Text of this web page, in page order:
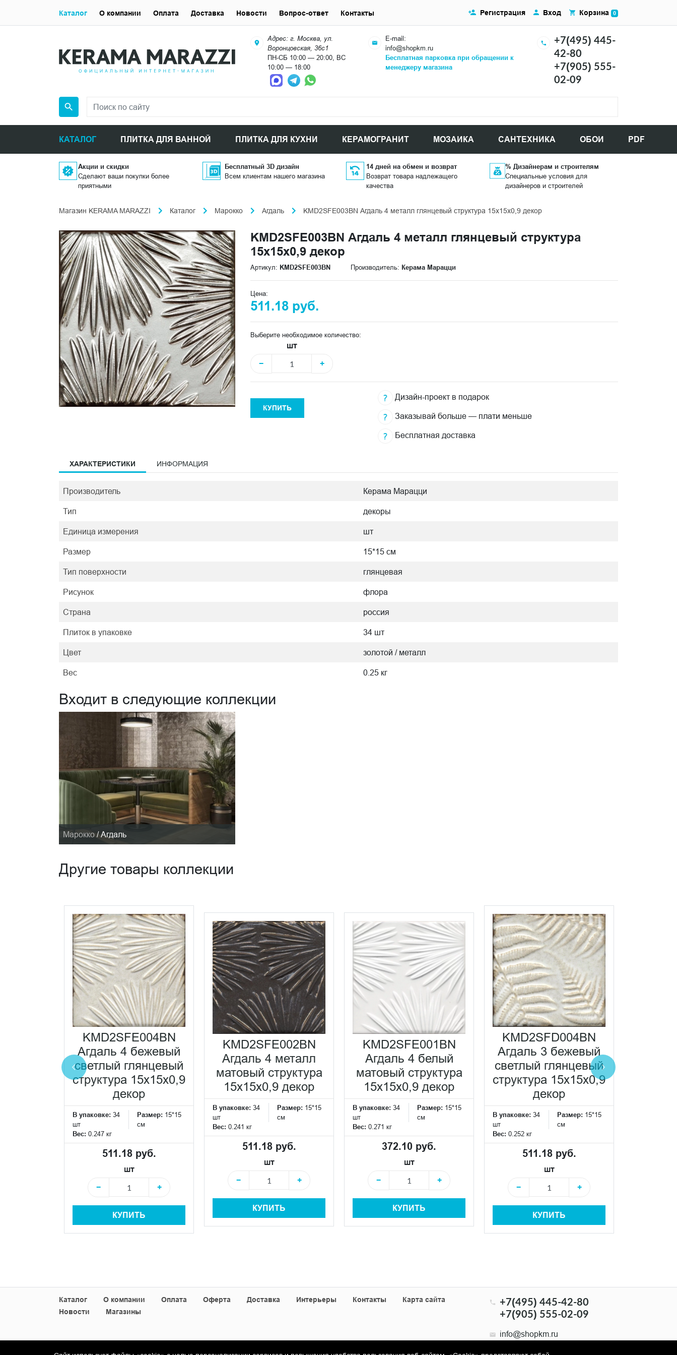
Адрес: г. Москва, ул.
Воронцовская, 36с1
ПН-СБ 10:00 — 20:00, ВС
10:00 — 18:00
E-mail:
info@shopkm.ru
Бесплатная парковка при обращении к
менеджеру магазина
+7(495) 445-
42-80
+7(905) 555-
02-09
КАТАЛОГ ПЛИТКА ДЛЯ ВАННОЙ ПЛИТКА ДЛЯ КУХНИ КЕРАМОГРАНИТ МОЗАИКА САНТЕХНИКА ОБОИ PDF
Регистрация Вход Корзина 0
Каталог О компании Оплата Доставка Новости Вопрос-ответ Контакты
Акции и скидки
Сделают ваши покупки более
приятными
Бесплатный 3D дизайн
Всем клиентам нашего магазина
14 дней на обмен и возврат
Возврат товара надлежащего
качества
% Дизайнерам и строителям
Специальные условия для
дизайнеров и строителей
Магазин KERAMA MARAZZI Каталог Марокко Агдаль KMD2SFE003BN Агдаль 4 металл глянцевый структура 15x15x0,9 декор
KMD2SFE003BN Агдаль 4 металл глянцевый структура
15x15x0,9 декор
Артикул: KMD2SFE003BN Производитель: Керама Марацци
Цена:
511.18 руб.
Выберите необходимое количество:
шт
−
+
КУПИТЬ
Дизайн-проект в подарок
Заказывай больше — плати меньше
Бесплатная доставка
ХАРАКТЕРИСТИКИ ИНФОРМАЦИЯ
Производитель Керама Марацци
Тип декоры
Единица измерения шт
Размер 15*15 см
Тип поверхности глянцевая
Рисунок флора
Страна россия
Плиток в упаковке 34 шт
Цвет золотой / металл
Вес 0.25 кг
Входит в следующие коллекции
Марокко / Агдаль
Другие товары коллекции
KMD2SFE004BN
Агдаль 4 бежевый
светлый глянцевый
структура 15x15x0,9
декор
В упаковке: 34
шт
Размер: 15*15
см
Вес: 0.247 кг
511.18 руб.
шт
−
+
КУПИТЬ
KMD2SFE002BN
Агдаль 4 металл
матовый структура
15x15x0,9 декор
В упаковке: 34
шт
Размер: 15*15
см
Вес: 0.241 кг
511.18 руб.
шт
−
+
КУПИТЬ
KMD2SFE001BN
Агдаль 4 белый
матовый структура
15x15x0,9 декор
В упаковке: 34
шт
Размер: 15*15
см
Вес: 0.271 кг
372.10 руб.
шт
−
+
КУПИТЬ
KMD2SFD004BN
Агдаль 3 бежевый
светлый глянцевый
структура 15x15x0,9
декор
В упаковке: 34
шт
Размер: 15*15
см
Вес: 0.252 кг
511.18 руб.
шт
−
+
КУПИТЬ
Каталог О компании Оплата Оферта Доставка Интерьеры Контакты
Карта сайта
Новости
Магазины
+7(495) 445-42-80
+7(905) 555-02-09
info@shopkm.ru